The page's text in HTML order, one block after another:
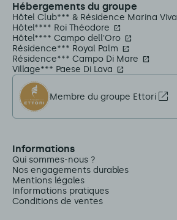
Hébergements du groupe
Hôtel Club*** & Résidence Marina Viva
Hôtel**** Roi Théodore
Hôtel**** Campo dell'Oro
Résidence*** Royal Palm
Résidence*** Campo Di Mare
Village*** Paese Di Lava
Membre du groupe Ettori
Informations
Qui sommes-nous ?
Nos engagements durables
Mentions légales
Informations pratiques
Conditions de ventes